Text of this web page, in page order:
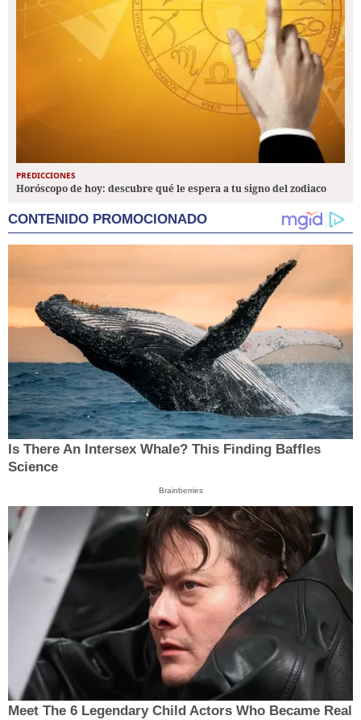
PREDICCIONES
Horóscopo de hoy: descubre qué le espera a tu signo del zodiaco
CONTENIDO PROMOCIONADO
Is There An Intersex Whale? This Finding Baffles
Science
Brainberries
Meet The 6 Legendary Child Actors Who Became Real